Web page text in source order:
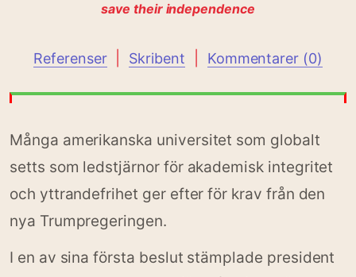
save their independence
Referenser Skribent Kommentarer (0)
Många amerikanska universitet som globalt
setts som ledstjärnor för akademisk integritet
och yttrandefrihet ger efter för krav från den
nya Trumpregeringen.
I en av sina första beslut stämplade president